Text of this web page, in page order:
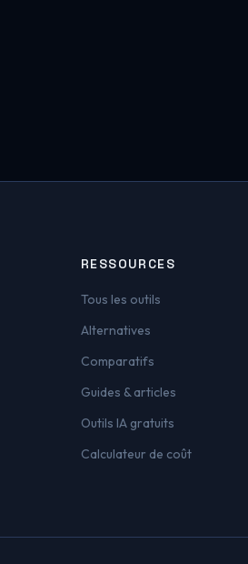
RESSOURCES
Tous les outils
Alternatives
Comparatifs
Guides & articles
Outils IA gratuits
Calculateur de coût